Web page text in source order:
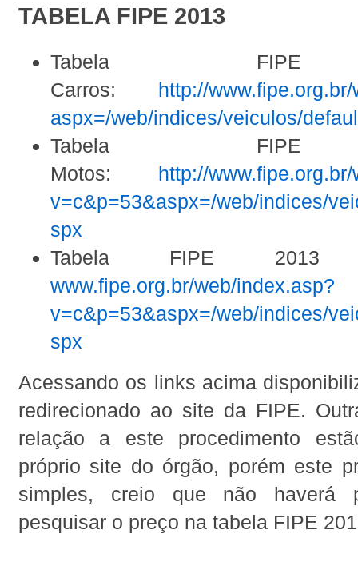
TABELA FIPE 2013
Tabela
Carros: http://
aspx=/web/indices/veiculos/
Tabela
Motos: http://
v=c&p=53&aspx=/web/indices/
spx
Tabela FIPE 2013
www.fipe.org.br/web/index.asp?
v=c&p=53&aspx=/web/indices/
spx
Acessando os links acima
redirecionado ao site da FIPE.
relação a este procedimento
próprio site do órgão, porém este
simples, creio que não haverá
pesquisar o preço na tabela FIPE